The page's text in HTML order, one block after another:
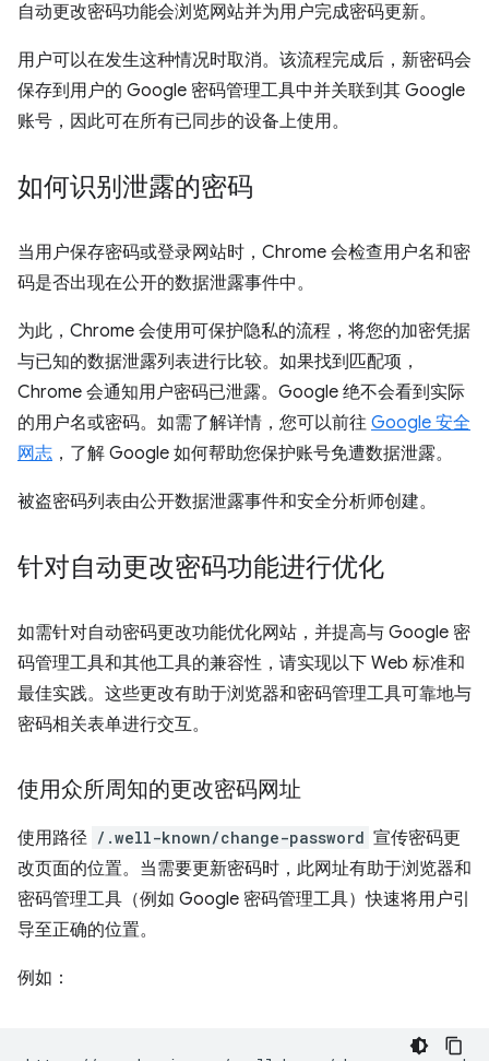
自动更改密码功能会浏览网站并为用户完成密码更新。
用户可以在发生这种情况时取消。该流程完成后，新密码会
保存到用户的 Google 密码管理工具中并关联到其 Google
账号，因此可在所有已同步的设备上使用。
如何识别泄露的密码
当用户保存密码或登录网站时，Chrome 会检查用户名和密
码是否出现在公开的数据泄露事件中。
为此，Chrome 会使用可保护隐私的流程，将您的加密凭据
与已知的数据泄露列表进行比较。如果找到匹配项，
Chrome 会通知用户密码已泄露。Google 绝不会看到实际
的用户名或密码。如需了解详情，您可以前往 Google 安全
网志 ，了解 Google 如何帮助您保护账号免遭数据泄露。
被盗密码列表由公开数据泄露事件和安全分析师创建。
针对自动更改密码功能进行优化
如需针对自动密码更改功能优化网站，并提高与 Google 密
码管理工具和其他工具的兼容性，请实现以下 Web 标准和
最佳实践。这些更改有助于浏览器和密码管理工具可靠地与
密码相关表单进行交互。
使用众所周知的更改密码网址
使用路径 /.well-known/change-password 宣传密码更
改页面的位置。当需要更新密码时，此网址有助于浏览器和
密码管理工具（例如 Google 密码管理工具）快速将用户引
导至正确的位置。
例如：